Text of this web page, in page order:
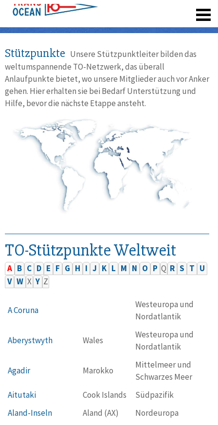
Stützpunkte Unsere Stützpunktleiter bilden das
weltumspannende TO-Netzwerk, das überall
Anlaufpunkte bietet, wo unsere Mitglieder auch vor Anker
gehen. Hier erhalten sie bei Bedarf Unterstützung und
Hilfe, bevor die nächste Etappe ansteht.
TO-Stützpunkte Weltweit
A B C D E F G H I J K L M N O P Q R S T U
V W X Y Z
A Coruna
Westeuropa und
Nordatlantik
Aberystwyth Wales
Westeuropa und
Nordatlantik
Agadir Marokko
Mittelmeer und
Schwarzes Meer
Aitutaki
Cook Islands
Südpazifik
Aland-Inseln
Aland (AX) Nordeuropa